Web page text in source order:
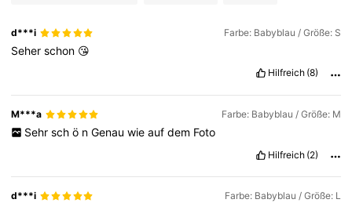
4,75
d***i Farbe: Babyblau / Größe: S
Seherschon 😘
Hilfreich (8)
M***a Farbe: Babyblau / Größe: M
Sehr sch ö n Genau wie auf dem Foto
Hilfreich (2)
d***i Farbe: Babyblau / Größe: L